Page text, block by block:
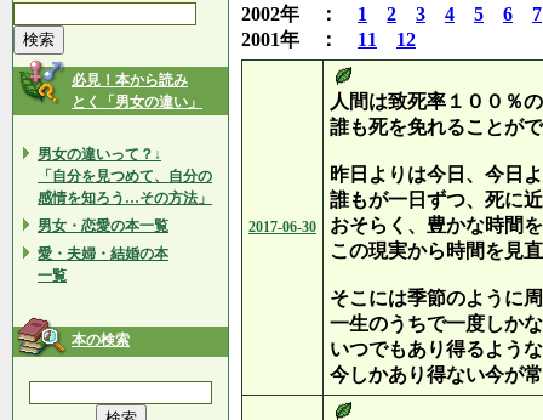
必見！本から読み
とく「男女の違い」
男女の違いって？↓
「自分を見つめて、自分の
感情を知ろう…その方法」
男女・恋愛の本一覧
愛・夫婦・結婚の本
一覧
本の検索
2002年 ： 1 2 3 4 5 6
7
2001年 ： 11 12
2017-06-30
人間は致死率１００％
誰も死を免れることが
昨日よりは今日、今日
誰もが一日ずつ、死に
おそらく、豊かな時間
この現実から時間を見
そこには季節のように
一生のうちで一度しか
いつでもあり得るよう
今しかあり得ない今が